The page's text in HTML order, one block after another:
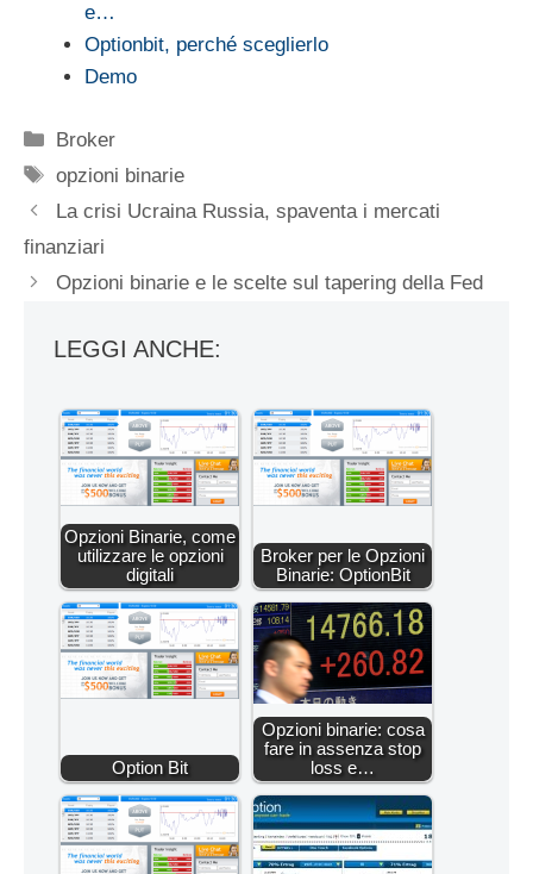
e…
Optionbit, perché sceglierlo
Demo
Categorie
Broker
Tag
opzioni binarie
La crisi Ucraina Russia, spaventa i mercati
finanziari
Opzioni binarie e le scelte sul tapering della Fed
LEGGI ANCHE:
Opzioni Binarie, come
utilizzare le opzioni
digitali
Broker per le Opzioni
Binarie: OptionBit
Option Bit
Opzioni binarie: cosa
fare in assenza stop
loss e…